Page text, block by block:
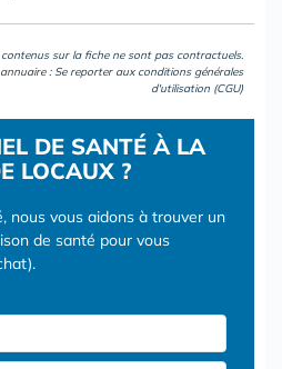
sur la fiche ne sont pas contractuels.
: Se reporter aux conditions générales
d'utilisation (CGU)
DE SANTÉ À LA
LOCAUX ?
nous vous aidons à trouver un
de santé pour vous